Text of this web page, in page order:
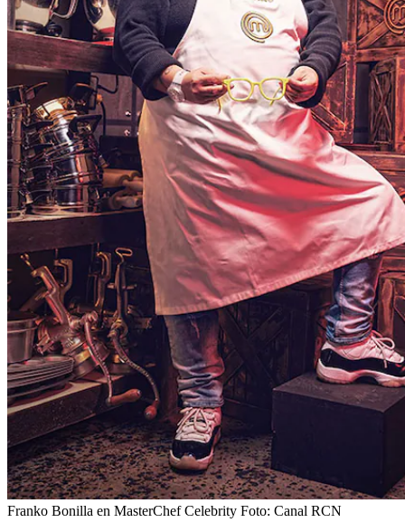
Franko Bonilla en MasterChef Celebrity Foto: Canal RCN